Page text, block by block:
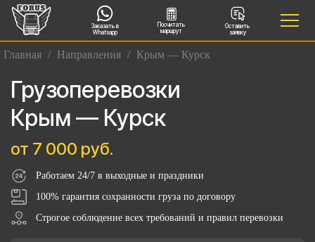
Заказать в
Whatsapp
Посчитать
маршрут
Оставить
заявку
Главная / Направления / Крым — Курск
Грузоперевозки
Крым — Курск
от 7 000 руб.
Работаем 24/7 в выходные и праздники
100% гарантия сохранности груза по договору
Строгое соблюдение всех требований и правил перевозки